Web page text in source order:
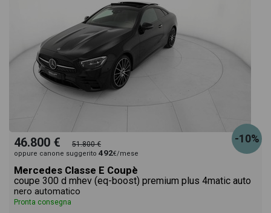
-10%
46.800 € 51.800 €
oppure canone suggerito 492€/mese
Mercedes Classe E Coupè
coupe 300 d mhev (eq-boost) premium plus 4matic auto
nero automatico
Pronta consegna